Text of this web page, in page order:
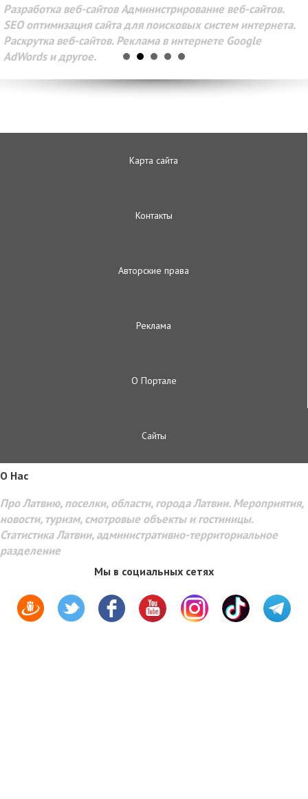
Разработка веб-сайтов Администрирование веб-сайтов.
SEO оптимизация сайта для поисковых систем интернета.
Раскрутка веб-сайтов. Реклама в интернете Google
AdWords и другое.
Карта сайта
Контакты
Авторские права
Реклама
О Портале
Сайты
O Hac
Про Латвию, поселки, области, города Латвии. Мероприятия,
новости, туризм, смотровые объекты и гостиницы.
Статистика Латвии, административно-территориальное
разделение
Мы в социальных сетях